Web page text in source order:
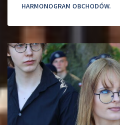
HARMONOGRAM OBCHODÓW.